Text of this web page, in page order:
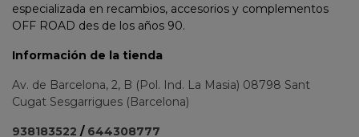
especializada en recambios, accesorios y complementos
OFF ROAD des de los años 90.
Información de la tienda
Av. de Barcelona, 2, B (Pol. Ind. La Masia) 08798 Sant
Cugat Sesgarrigues (Barcelona)
938183522 / 644308777